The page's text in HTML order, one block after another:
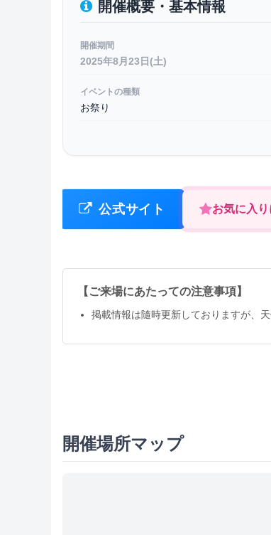
開催概要・基本情報
開催期間
2025年8月23日(土)
イベントの種類
お祭り
公式サイト お気に入り
【ご来場にあたっての注意事項】
掲載情報は隨時更新しておりますが、
開催場所マップ